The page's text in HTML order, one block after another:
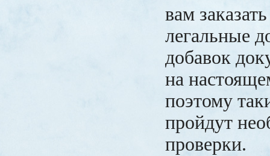
вам
легальные
добавок
на
поэтому
пройдут
проверки.